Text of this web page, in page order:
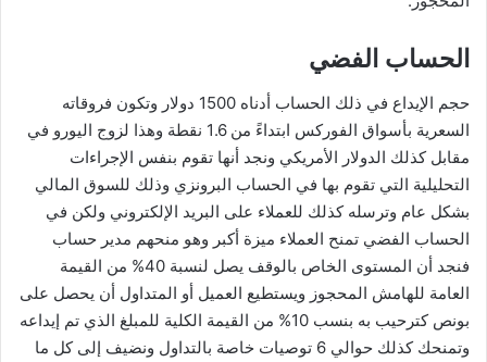
الحساب الفضي
حجم الإيداع في ذلك الحساب أدناه 1500 دولار وتكون فروقاته
السعرية بأسواق الفوركس ابتداءً من 1.6 نقطة وهذا لزوج اليورو في
مقابل كذلك الدولار الأمريكي ونجد أنها تقوم بنفس الإجراءات
التحليلية التي تقوم بها في الحساب البرونزي وذلك للسوق المالي
بشكل عام وترسله كذلك للعملاء على البريد الإلكتروني ولكن في
الحساب الفضي تمنح العملاء ميزة أكبر وهو منحهم مدير حساب
فنجد أن المستوى الخاص بالوقف يصل لنسبة 40% من القيمة
العامة للهامش المحجوز ويستطيع العميل أو المتداول أن يحصل على
بونص كترحيب به بنسب 10% من القيمة الكلية للمبلغ الذي تم إيداعه
وتمنحك كذلك حوالي 6 توصيات خاصة بالتداول ونضيف إلى كل ما